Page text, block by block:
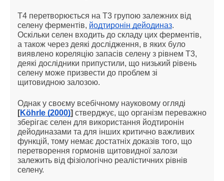
Т4 перетворюється на Т3 групою залежних від
селену ферментів, йодтиронін дейодиназ.
Оскільки селен входить до складу цих ферментів,
а також через деякі дослідження, в яких було
виявлено кореляцію запасів селену з рівнем Т3,
деякі дослідники припустили, що низький рівень
селену може призвести до проблем зі
щитовидною залозою.
Однак у своєму всебічному науковому огляді
[Köhrle (2000)] стверджує, що організм переважно
зберігає селен для використання йодтиронін
дейодиназами та для інших критично важливих
функцій, тому немає достатніх доказів того, що
перетворення гормонів щитовидної залози
залежить від фізіологічно реалістичних рівнів
селену.